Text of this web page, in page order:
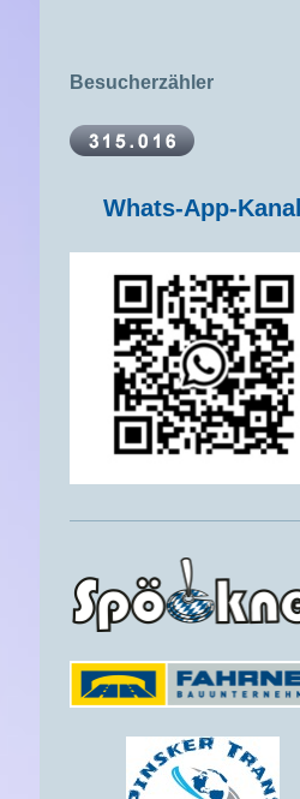
Besucherzähler
Whats-App-Kanal